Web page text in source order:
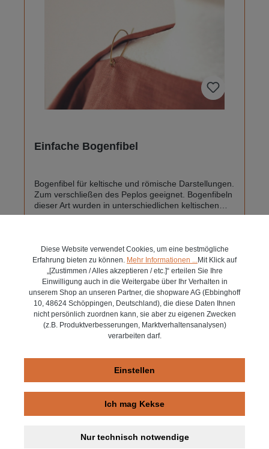
Bügel auseinander gezogen werden.Die Tasche ist
27 cm lang und 22 cm breit. Du kannst Nähzeug,
Münzbeutel und andere nützliche oder alltägliche
Dinge verstauen und mit dir herumtragen.
Einfache Bogenfibel
Bogenfibel für keltische und römische Darstellungen.
Zum verschließen des Peplos geeignet. Bogenfibeln
dieser Art wurden in unterschiedlichen keltischen
und römischen Gräbern gefunden. Sie lagen meist
einfache Frauenpeplos.Sie ist gefertigt aus 1 mm
dicken Bronzedraht. Da jede Handgefertigt ist,
können leichte kleine Unterschiede auftreten.Größe
6 cm.
In den Warenkorb
Diese Website verwendet Cookies, um eine bestmögliche
Erfahrung bieten zu können. Mehr Informationen ...Mit Klick auf
„[Zustimmen / Alles akzeptieren / etc.]“ erteilen Sie Ihre
Einwilligung auch in die Weitergabe über Ihr Verhalten in
unserem Shop an unseren Partner, die shopware AG (Ebbinghoff
10, 48624 Schöppingen, Deutschland), die diese Daten Ihnen
nicht persönlich zuordnen kann, sie aber zu eigenen Zwecken
(z.B. Produktverbesserungen, Marktverhaltensanalysen)
verarbeiten darf.
Nur technisch notwendige
Einstellen
Ich mag Kekse